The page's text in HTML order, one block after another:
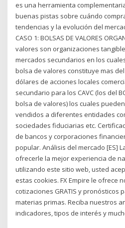
es una herramienta
buenas pistas sobre cuándo
tendencias y la evolución del
CASO 1: BOLSAS DE VALORES
valores son organizaciones
mercados secundarios en los
bolsa de valores constituye mas
dólares de acciones locales
secundario para los CAVC (los del
bolsa de valores) los cuales
vendidos a diferentes entidades
sociedades fiduciarias etc.
de bancos y corporaciones
popular. Análisis del mercado [ES]
ofrecerle la mejor experiencia de
utilizando este sitio web, usted
estas cookies. FX Empire le ofrece
cotizaciones GRATIS y pronósticos
materias primas. Reciba nuestros
indicadores, tipos de interés y